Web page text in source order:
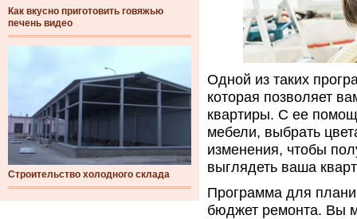
Как вкусно приготовить говяжью
печень видео
Строительство холодного склада
Одной из таких
которая позволяет
квартиры. С ее
мебели, выбрать
изменения, чтобы
выглядеть ваша
Программа для
бюджет ремонта. Вы